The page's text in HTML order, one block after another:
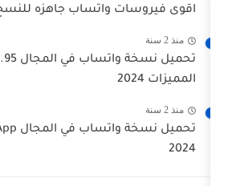
واتساب جاهزه للنسخ مميزات
تحميل نسخة واتساب في المجال NSWhatsApp 9.95
تحميل نسخة واتساب في المجال SBWhatsApp المميزات